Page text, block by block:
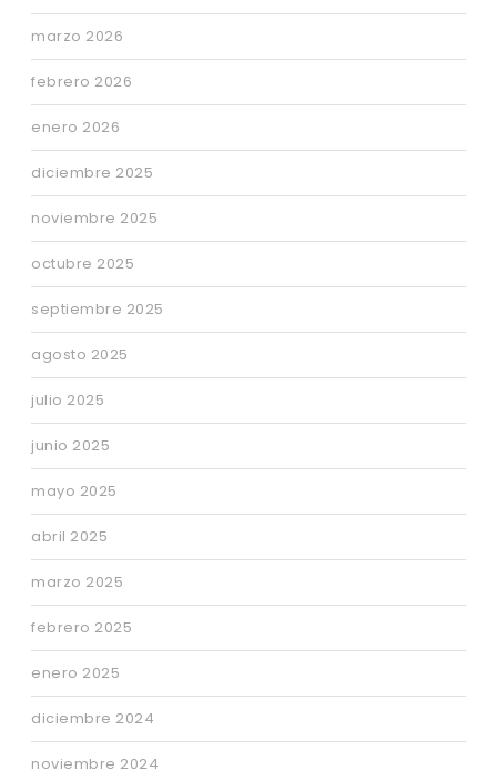
marzo 2026
febrero 2026
enero 2026
diciembre 2025
noviembre 2025
octubre 2025
septiembre 2025
agosto 2025
julio 2025
junio 2025
mayo 2025
abril 2025
marzo 2025
febrero 2025
enero 2025
diciembre 2024
noviembre 2024